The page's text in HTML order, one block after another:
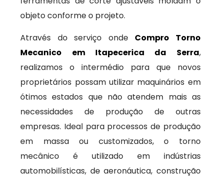
objeto conforme o projeto.
Através do serviço onde Compro Torno
Mecanico em Itapecerica da Serra,
realizamos o intermédio para que novos
proprietários possam utilizar maquinários em
ótimos estados que não atendem mais as
necessidades de produção de outras
empresas. Ideal para processos de produção
em massa ou customizados, o torno
mecânico é utilizado em indústrias
automobilísticas, de aeronáutica, construção